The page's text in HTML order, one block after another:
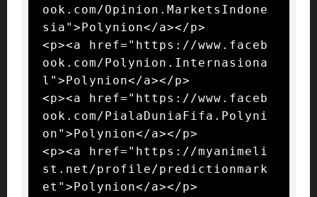
ook.com/Opinion.MarketsIndone
sia">Polynion</a></p>
<p><a href="https://www.faceb
ook.com/Polynion.Internasiona
l">Polynion</a></p>
<p><a href="https://www.faceb
ook.com/PialaDuniaFifa.Polyni
on">Polynion</a></p>
<p><a href="https://myanimeli
st.net/profile/predictionmark
et">Polynion</a></p>